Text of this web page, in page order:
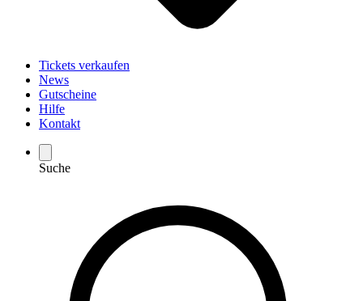
Tickets verkaufen
News
Gutscheine
Hilfe
Kontakt
Suche